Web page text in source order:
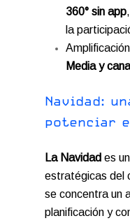
360° sin app
la
Media y
Navidad: un
potenciar e
La Navidad es
estratégicas del
se concentra un
planificación y